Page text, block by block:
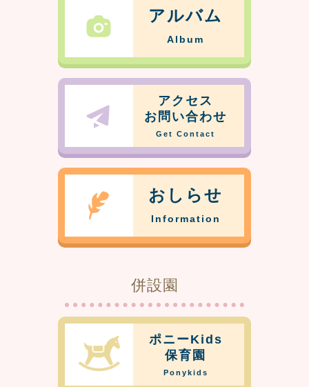
アルバム
Album
アクセス
お問い合わせ
Get Contact
おしらせ
Information
併設園
ポニーKids
保育園
Ponykids